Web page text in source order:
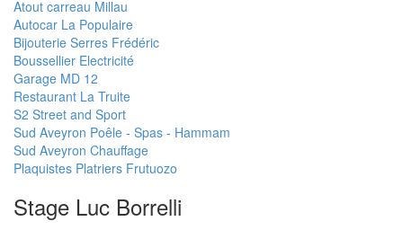
Atout carreau Millau
Autocar La Populaire
Bijouterie Serres Frédéric
Boussellier Electricité
Garage MD 12
Restaurant La Truite
S2 Street and Sport
Sud Aveyron Poêle - Spas - Hammam
Sud Aveyron Chauffage
Plaquistes Platriers Frutuozo
Stage Luc Borrelli